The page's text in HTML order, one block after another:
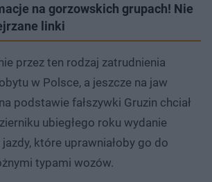
na gorzowskich grupach! Nie
linki
przez ten rodzaj zatrudnienia
w Polsce, a jeszcze na jaw
podstawie fałszywki Gruzin chciał
ubiegłego roku wydanie
które uprawniałoby go do
typami wozów.